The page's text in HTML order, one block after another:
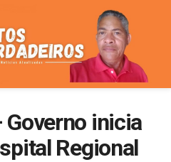
inicia
Regional